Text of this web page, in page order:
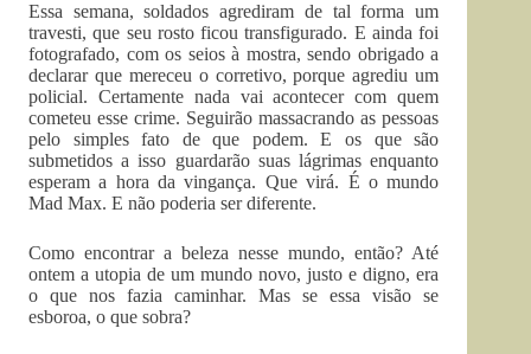
Essa semana, soldados agrediram de tal forma um
travesti, que seu rosto ficou transfigurado. E ainda foi
fotografado, com os seios à mostra, sendo obrigado a
declarar que mereceu o corretivo, porque agrediu um
policial. Certamente nada vai acontecer com quem
cometeu esse crime. Seguirão massacrando as pessoas
pelo simples fato de que podem. E os que são
submetidos a isso guardarão suas lágrimas enquanto
esperam a hora da vingança. Que virá. É o mundo
Mad Max. E não poderia ser diferente.
Como encontrar a beleza nesse mundo, então? Até
ontem a utopia de um mundo novo, justo e digno, era
o que nos fazia caminhar. Mas se essa visão se
esboroa, o que sobra?